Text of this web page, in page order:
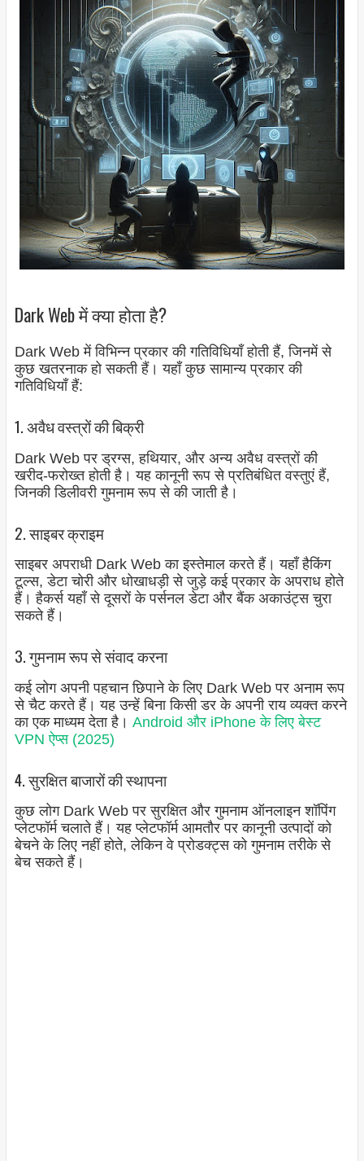
Dark Web में क्या होता है?
Dark Web में विभिन्न प्रकार की गतिविधियाँ होती हैं, जिनमें से
कुछ खतरनाक हो सकती हैं। यहाँ कुछ सामान्य प्रकार की
गतिविधियाँ हैं:
1. अवैध वस्त्रों की बिक्री
Dark Web पर ड्रग्स, हथियार, और अन्य अवैध वस्त्रों की
खरीद-फरोख्त होती है। यह कानूनी रूप से प्रतिबंधित वस्तुएं हैं,
जिनकी डिलीवरी गुमनाम रूप से की जाती है।
2. साइबर क्राइम
साइबर अपराधी Dark Web का इस्तेमाल करते हैं। यहाँ हैकिंग
टूल्स, डेटा चोरी और धोखाधड़ी से जुड़े कई प्रकार के अपराध होते
हैं। हैकर्स यहाँ से दूसरों के पर्सनल डेटा और बैंक अकाउंट्स चुरा
सकते हैं।
3. गुमनाम रूप से संवाद करना
कई लोग अपनी पहचान छिपाने के लिए Dark Web पर अनाम रूप
से चैट करते हैं। यह उन्हें बिना किसी डर के अपनी राय व्यक्त करने
का एक माध्यम देता है। Android और iPhone के लिए बेस्ट
VPN ऐप्स (2025)
4. सुरक्षित बाजारों की स्थापना
कुछ लोग Dark Web पर सुरक्षित और गुमनाम ऑनलाइन शॉपिंग
प्लेटफॉर्म चलाते हैं। यह प्लेटफॉर्म आमतौर पर कानूनी उत्पादों को
बेचने के लिए नहीं होते, लेकिन वे प्रोडक्ट्स को गुमनाम तरीके से
बेच सकते हैं।